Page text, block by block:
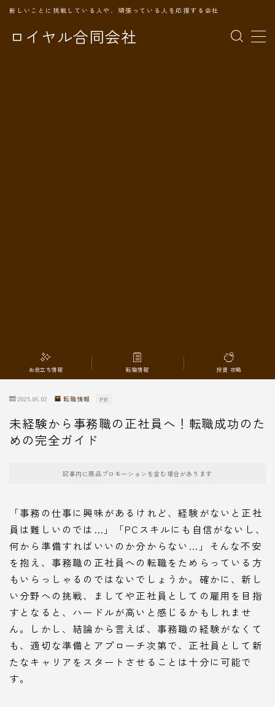
ロイヤル合同会社
新しいことに挑戦している人や、頑張っている人を応援する会社
MENU
お役立ち情報 転職情報 投資 攻略
2025.06.02 転職情報 PR
未経験から事務職の正社員へ！転職成功のた
めの完全ガイド
記事内に商品プロモーションを含む場合があります
「事務の仕事に興味があるけれど、経験がないと正社
員は難しいのでは…」「PCスキルにも自信がないし、
何から準備すればいいのか分からない…」そんな不安
を抱え、事務職の正社員への転職をためらっている方
もいらっしゃるのではないでしょうか。確かに、新し
い分野への挑戦、ましてや正社員としての雇用を目指
すとなると、ハードルが高いと感じるかもしれませ
ん。しかし、結論から言えば、事務職の経験がなくて
も、適切な準備とアプローチ次第で、正社員として新
たなキャリアをスタートさせることは十分に可能で
す。